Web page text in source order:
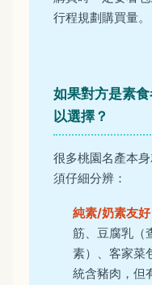
行程規劃購買量。
如果對方是素
以選擇？
很多桃園名產本
須仔細分辨：
純素/奶素友好
筋、豆腐乳（
素）、客家菜
統含豬肉，但